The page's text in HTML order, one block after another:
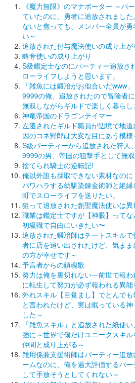
《魔力無限》のマナポーター ～パ
ていたのに、勇者に追放されまし
ないと焦っても、メンバー全員が
い～
追放された付与魔法使いの成り上が
略奪使いの成り上がり
S級鑑定士なのにパーティー追放さ
ローライフしようと思います。
「雑魚には鍛冶がお似合いだwww
9999の俺、追放されたので冒険者
無双しながらギルドで楽しく暮らし
神竜帝国のドラゴンテイマー
左遷されたギルド職員が辺境で地
因のコネ野郎は大変な目にあう模様
S級パーティーから追放された狩人
9999の男、帝国の狙撃手として無
捨てられ騎士の逆転記!
俺以外誰も採取できない素材なの
パワハラする幼馴染錬金術師と絶
町でスローライフを送りたい。
狙って追放された創聖魔法使いは
職業は鑑定士ですが【神眼】って
初級職で自由にいきたい〜
追放された鍛冶師はチートスキル
者に店を追い出されたけど、気ま
の方が幸せです～
予言者からの鎮魂歌
努力は俺を裏切れない―前世で報わ
に転生して努力が必ず報われる異
外れスキル【目覚まし】でとんで
と言われたけど、実は眠っている
した～
「雑魚スキル」と追放された紙使
強に～世界で僕だけユニークスキ
仲間と成り上がる～
雑用係兼支援術師はパーティー追
ームなのに、俺を過大評価するパ
して手放そうとしてくれない～